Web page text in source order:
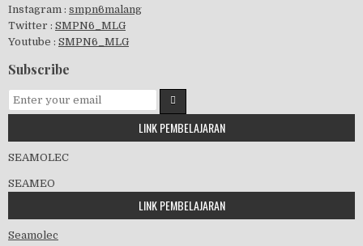
GSF 2019
Pembagian Ijazah 2020
Workshop Penjaminan Mutu 2020
Instagram : smpn6malang
Twitter : SMPN6_MLG
Youtube : SMPN6_MLG
Subscribe
LINK PEMBELAJARAN
SEAMOLEC
SEAMEO
LINK PEMBELAJARAN
Seamolec